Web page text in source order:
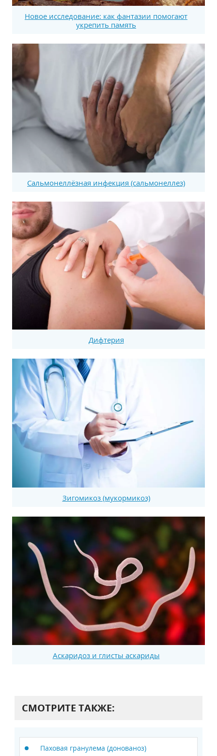
Новое исследование: как фантазии помогают
укрепить память
Сальмонеллёзная инфекция (сальмонеллез)
Дифтерия
Зигомикоз (мукормикоз)
Аскаридоз и глисты аскариды
СМОТРИТЕ ТАКЖЕ:
Паховая гранулема (донованоз)